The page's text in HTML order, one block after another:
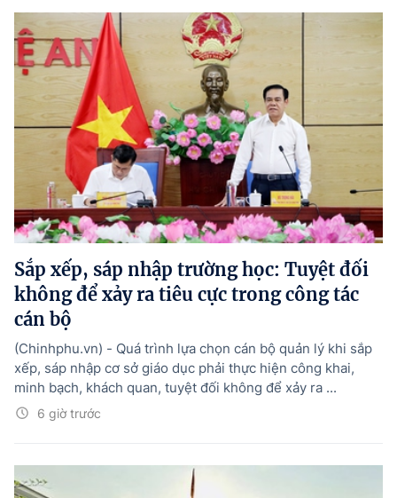
Sắp xếp, sáp nhập trường học: Tuyệt đối
không để xảy ra tiêu cực trong công tác
cán bộ
6 giờ trước
(Chinhphu.vn) - Quá trình lựa chọn cán bộ quản lý khi sắp
xếp, sáp nhập cơ sở giáo dục phải thực hiện công khai,
minh bạch, khách quan, tuyệt đối không để xảy ra ...